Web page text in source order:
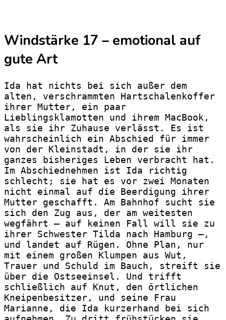
Windstärke 17 – emotional auf
gute Art
Ida hat nichts bei sich außer dem
alten, verschrammten Hartschalenkoffer
ihrer Mutter, ein paar
Lieblingsklamotten und ihrem MacBook,
als sie ihr Zuhause verlässt. Es ist
wahrscheinlich ein Abschied für immer
von der Kleinstadt, in der sie ihr
ganzes bisheriges Leben verbracht hat.
Im Abschiednehmen ist Ida richtig
schlecht; sie hat es vor zwei Monaten
nicht einmal auf die Beerdigung ihrer
Mutter geschafft. Am Bahnhof sucht sie
sich den Zug aus, der am weitesten
wegfährt – auf keinen Fall will sie zu
ihrer Schwester Tilda nach Hamburg –,
und landet auf Rügen. Ohne Plan, nur
mit einem großen Klumpen aus Wut,
Trauer und Schuld im Bauch, streift sie
über die Ostseeinsel. Und trifft
schließlich auf Knut, den örtlichen
Kneipenbesitzer, und seine Frau
Marianne, die Ida kurzerhand bei sich